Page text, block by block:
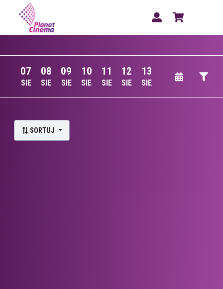
07
SIE
08
SIE
09
SIE
10
SIE
11
SIE
12
SIE
13
SIE
Lista wydarzeń:
SORTUJ